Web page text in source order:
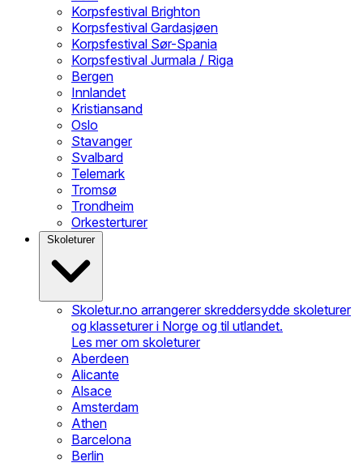
Korpsfestival Brighton
Korpsfestival Gardasjøen
Korpsfestival Sør-Spania
Korpsfestival Jurmala / Riga
Bergen
Innlandet
Kristiansand
Oslo
Stavanger
Svalbard
Telemark
Tromsø
Trondheim
Orkesterturer
Skoleturer
Skoletur.no arrangerer skreddersydde skoleturer
og klasseturer i Norge og til utlandet.
Les mer om skoleturer
Aberdeen
Alicante
Alsace
Amsterdam
Athen
Barcelona
Berlin